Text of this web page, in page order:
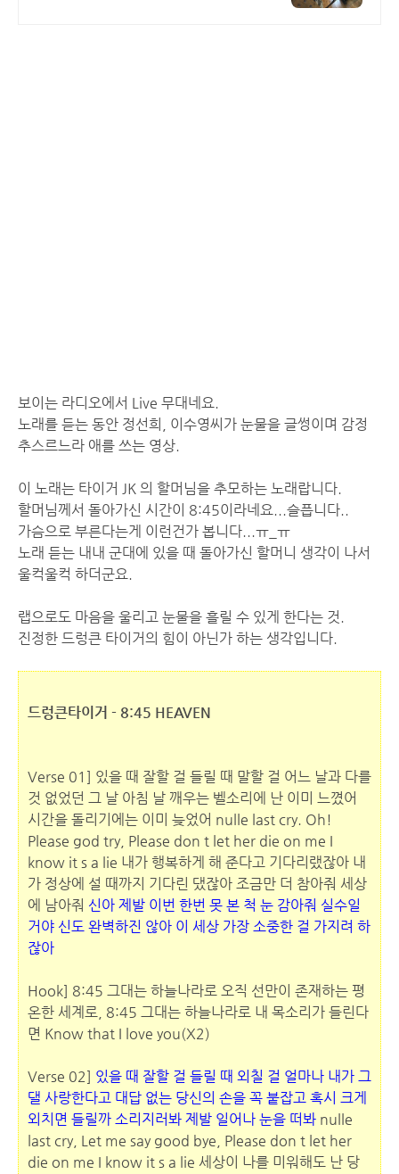
보이는 라디오에서 Live 무대네요.
노래를 듣는 동안 정선희, 이수영씨가 눈물을 글썽이며 감정
추스르느라 애를 쓰는 영상.
이 노래는 타이거 JK 의 할머님을 추모하는 노래랍니다.
할머님께서 돌아가신 시간이 8:45이라네요...슬픕니다..
가슴으로 부른다는게 이런건가 봅니다...ㅠ_ㅠ
노래 듣는 내내 군대에 있을 때 돌아가신 할머니 생각이 나서
울컥울컥 하더군요.
랩으로도 마음을 울리고 눈물을 흘릴 수 있게 한다는 것.
진정한 드렁큰 타이거의 힘이 아닌가 하는 생각입니다.
드렁큰타이거 - 8:45 HEAVEN
Verse 01] 있을 때 잘할 걸 들릴 때 말할 걸 어느 날과 다를
것 없었던 그 날 아침 날 깨우는 벨소리에 난 이미 느꼈어
시간을 돌리기에는 이미 늦었어 nulle last cry. Oh!
Please god try, Please don t let her die on me I
know it s a lie 내가 행복하게 해 준다고 기다리랬잖아 내
가 정상에 설 때까지 기다린 댔잖아 조금만 더 참아줘 세상
에 남아줘 신아 제발 이번 한번 못 본 척 눈 감아줘 실수일
거야 신도 완벽하진 않아 이 세상 가장 소중한 걸 가지려 하
잖아
Hook] 8:45 그대는 하늘나라로 오직 선만이 존재하는 평
온한 세계로, 8:45 그대는 하늘나라로 내 목소리가 들린다
면 Know that I love you(X2)
Verse 02] 있을 때 잘할 걸 들릴 때 외칠 걸 얼마나 내가 그
댈 사랑한다고 대답 없는 당신의 손을 꼭 붙잡고 혹시 크게
외치면 들릴까 소리지러봐 제발 일어나 눈을 떠봐 nulle
last cry, Let me say good bye, Please don t let her
die on me I know it s a lie 세상이 나를 미워해도 난 당